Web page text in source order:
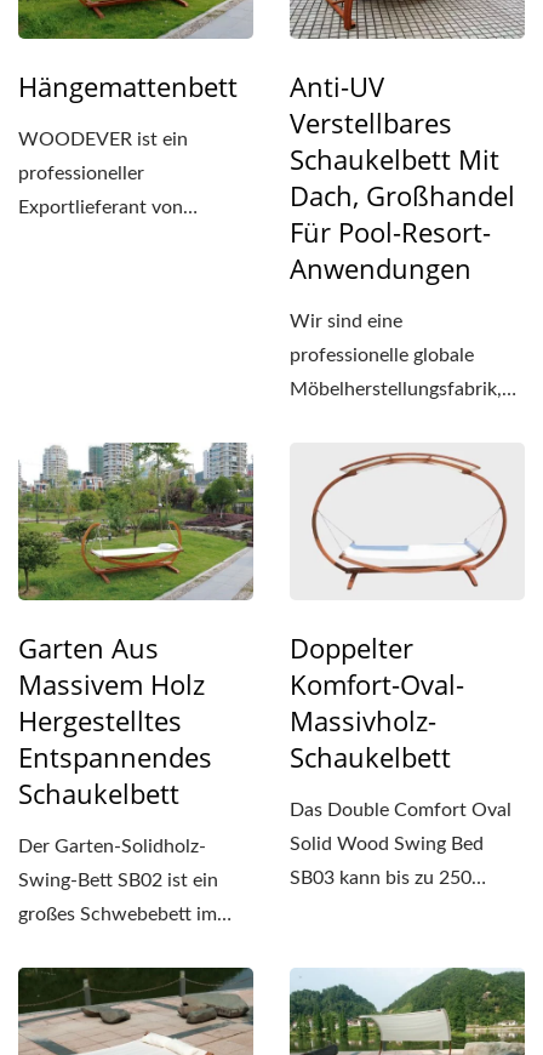
Hängemattenbett
WOODEVER ist ein
professioneller
Exportlieferant von
Anti-UV
Verstellbares
Schaukelbett Mit
Dach, Großhandel
Für Pool-Resort-
Anwendungen
Wir sind eine
professionelle globale
Möbelherstellungsfabrik,
Garten Aus
Massivem Holz
Hergestelltes
Entspannendes
Schaukelbett
Der Garten-Solidholz-
Swing-Bett SB02 ist ein
großes Schwebebett im
Doppelter
Komfort-Oval-
Massivholz-
Schaukelbett
Das Double Comfort Oval
Solid Wood Swing Bed
SB03 kann bis zu 250